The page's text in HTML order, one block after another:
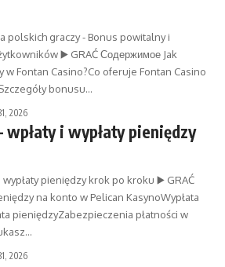
polskich graczy - Bonus powitalny i
▶️ GRAĆ Содержимое Jak
Fontan Casino?Co oferuje Fontan Casino
bonusu…
2026
wpłaty i wypłaty pieniędzy
wypłaty pieniędzy krok po kroku ▶️ GRAĆ
na konto w Pelican KasynoWypłata
pieniędzyZabezpieczenia płatności w
2026